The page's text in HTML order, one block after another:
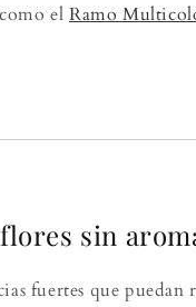
elRamo
sin
fuertes que puedan